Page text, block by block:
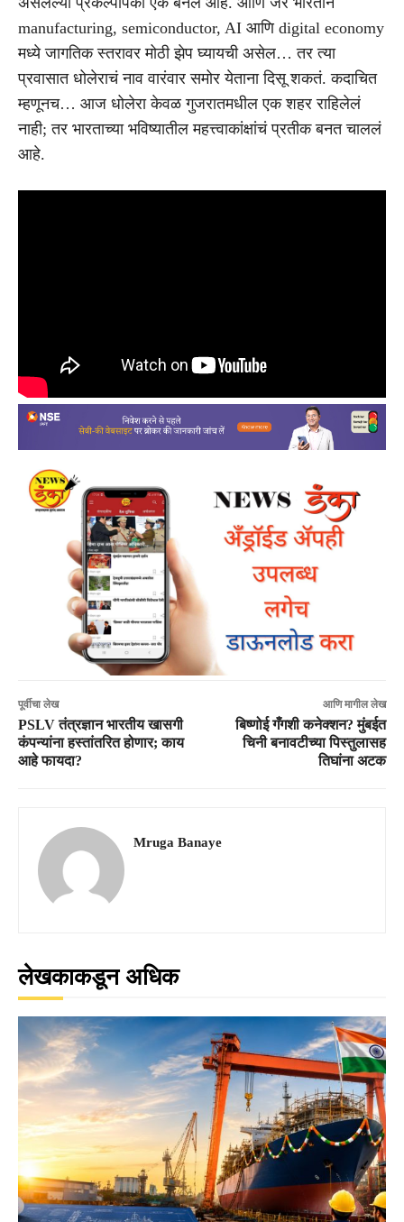
manufacturing, semiconductor, AI आणि digital economy
मध्ये जागतिक स्तरावर मोठी झेप घ्यायची असेल… तर त्या
प्रवासात धोलेराचं नाव वारंवार समोर येताना दिसू शकतं. कदाचित
म्हणूनच… आज धोलेरा केवळ गुजरातमधील एक शहर राहिलेलं
नाही; तर भारताच्या भविष्यातील महत्त्वाकांक्षांचं प्रतीक बनत चाललं
आहे.
पूर्वीचा लेख
PSLV तंत्रज्ञान भारतीय खासगी
कंपन्यांना हस्तांतरित होणार; काय
आहे फायदा?
आणि मागील लेख
बिष्णोई गँगशी कनेक्शन? मुंबईत
चिनी बनावटीच्या पिस्तुलासह
तिघांना अटक
Mruga Banaye
लेखकाकडून अधिक